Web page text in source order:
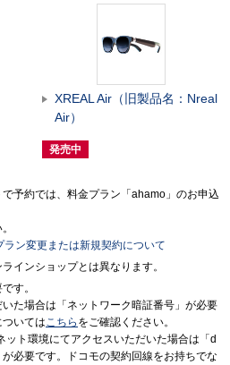
XREAL Air（旧製品名：Nreal
Air）
発売中
予約では、料金プラン「ahamo」のお申込
ン変更または新規契約について
インショップとは異なります。
す。
た場合は「ネットワーク暗証番号」が必要
いては こちら をご確認ください。
ット環境にてアクセスいただいた場合は「d
必要です。ドコモの契約回線をお持ちでな